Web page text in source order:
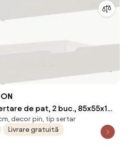
de pat, 2 buc., 85x55x17
masiv de pin
decor pin, tip sertar
Livrare gratuită